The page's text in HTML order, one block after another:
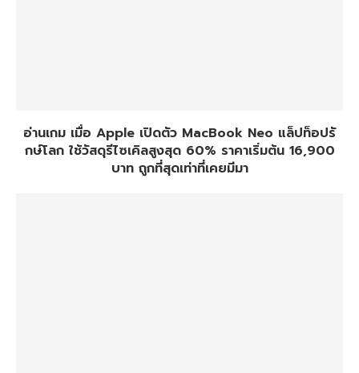
อ่านเกม เมื่อ Apple เปิดตัว MacBook Neo แล็ปท็อปรั
กษ์โลก ใช้วัสดุรีไซเคิลสูงสุด 60% ราคาเริ่มต้น 16,900
บาท ถูกที่สุดเท่าที่เคยมีมา